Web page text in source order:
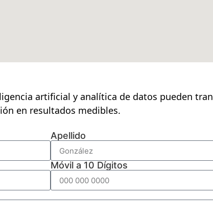
artificial y analítica de datos pueden
en resultados medibles.
Apellido
Móvil a 10 Dígitos